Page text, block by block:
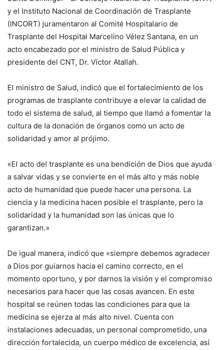
y el Instituto Nacional de Coordinación de Trasplante
(INCORT) juramentaron al Comité Hospitalario de
Trasplante del Hospital Marcelino Vélez Santana, en un
acto encabezado por el ministro de Salud Pública y
presidente del CNT, Dr. Víctor Atallah.
El ministro de Salud, indicó que el fortalecimiento de los
programas de trasplante contribuye a elevar la calidad de
todo el sistema de salud, al tiempo que llamó a fomentar la
cultura de la donación de órganos como un acto de
solidaridad y amor al prójimo.
«El acto del trasplante es una bendición de Dios que ayuda
a salvar vidas y se convierte en el más alto y más noble
acto de humanidad que puede hacer una persona. La
ciencia y la medicina hacen posible el trasplante, pero la
solidaridad y la humanidad son las únicas que lo
garantizan.»
De igual manera, indicó que «siempre debemos agradecer
a Dios por guiarnos hacia el camino correcto, en el
momento oportuno, y por darnos la visión y el compromiso
necesarios para hacer que las cosas avancen. En este
hospital se reúnen todas las condiciones para que la
medicina se ejerza al más alto nivel. Cuenta con
instalaciones adecuadas, un personal comprometido, una
dirección fortalecida, un cuerpo médico de excelencia, así